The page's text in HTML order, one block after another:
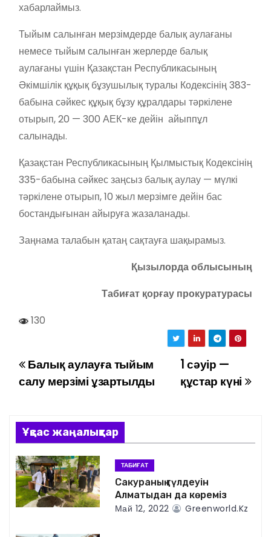
хабарлаймыз.
Тыйым салынған мерзімдерде балық аулағаны
немесе тыйым салынған жерлерде балық
аулағаны үшін Қазақстан Республикасының
Әкімшілік құқық бұзушылық туралы Кодексінің 383-
бабына сәйкес құқық бұзу құралдары тәркілене
отырып, 20 — 300 АЕК-ке дейін айыппұл
салынады.
Қазақстан Республикасының Қылмыстық Кодексінің
335-бабына сәйкес заңсыз балық аулау — мүлкі
тәркілене отырып, 10 жыл мерзімге дейін бас
бостандығынан айыруға жазаланады.
Заңнама талабын қатаң сақтауға шақырамыз.
Қызылорда облысының
Табиғат қорғау прокуратурасы
130
Н
в
и
г
а
1 сәуір —
құстар күні
Балық аулауға тыйым
салу мерзімі ұзартылды
Ұқсас жаңалықтар
ТАБИҒАТ
Сакураның гүлдеуін
Алматыдан да көреміз
Май 12, 2022 Greenworld.kz